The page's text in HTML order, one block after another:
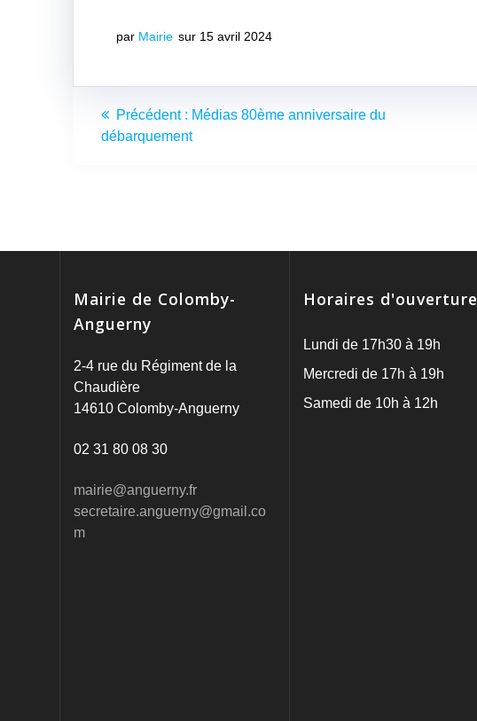
par Mairie sur 15 avril 2024
Navigation
de
Précédent : Article
précédent
Médias 80ème anniversaire du
débarquement
Mairie de Colomby-
Anguerny
2-4 rue du Régiment de la
Chaudière
14610 Colomby-Anguerny
02 31 80 08 30
mairie@anguerny.fr
secretaire.anguerny@gmail.co
m
Horaires d'ouverture
Lundi de 17h30 à 19h
Mercredi de 17h à 19h
Samedi de 10h à 12h